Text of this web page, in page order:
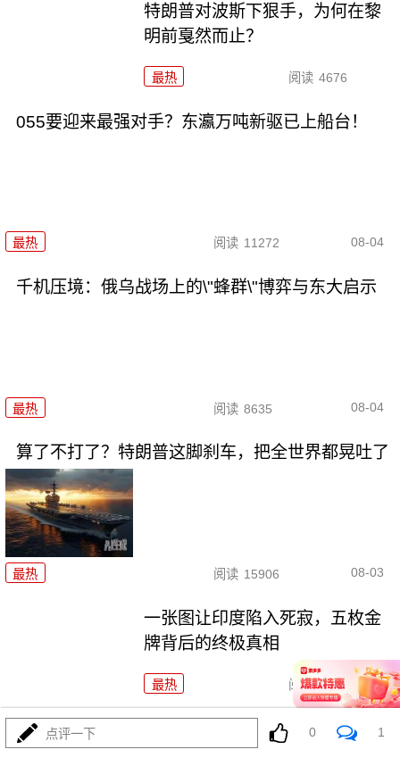
特朗普对波斯下狠手，为何在黎
明前戛然而止？
最热 阅读 4676
055要迎来最强对手？东瀛万吨新驱已上船台！
最热 阅读 11272 08-04
千机压境：俄乌战场上的\"蜂群\"博弈与东大启示
最热 阅读 8635 08-04
算了不打了？特朗普这脚刹车，把全世界都晃吐了
最热 阅读 15906 08-03
一张图让印度陷入死寂，五枚金
牌背后的终极真相
最热 阅读 11041
美国踏进3个大坑把自己埋了！恐
怕一个都爬不出
点评一下 0 1